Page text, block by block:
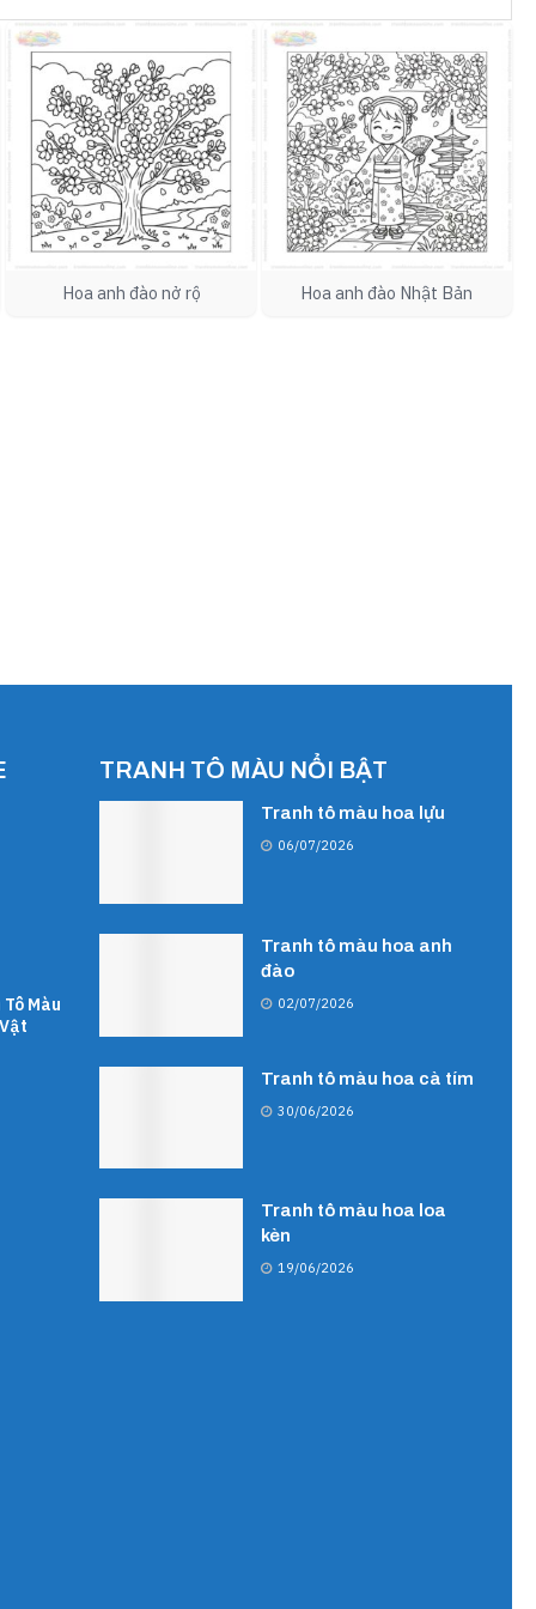
Hoa anh đào nở rộ Hoa anh đào Nhật Bản
Màu
TRANH TÔ MÀU NỔI BẬT
Tranh tô màu hoa lựu
06/07/2026
Tranh tô màu hoa anh
đào
02/07/2026
Tranh tô màu hoa cà tím
30/06/2026
Tranh tô màu hoa loa
kèn
19/06/2026